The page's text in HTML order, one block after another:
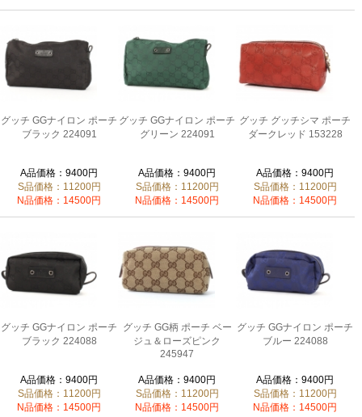
グッチ GGナイロン ポーチ
ブラック 224091
A品価格：9400円
S品価格：11200円
N品価格：14500円
グッチ GGナイロン ポーチ
グリーン 224091
A品価格：9400円
S品価格：11200円
N品価格：14500円
グッチ グッチシマ ポーチ
ダークレッド 153228
A品価格：9400円
S品価格：11200円
N品価格：14500円
グッチ GGナイロン ポーチ
ブラック 224088
A品価格：9400円
S品価格：11200円
N品価格：14500円
グッチ GG柄 ポーチ ベー
ジュ＆ローズピンク
245947
A品価格：9400円
S品価格：11200円
N品価格：14500円
グッチ GGナイロン ポーチ
ブルー 224088
A品価格：9400円
S品価格：11200円
N品価格：14500円